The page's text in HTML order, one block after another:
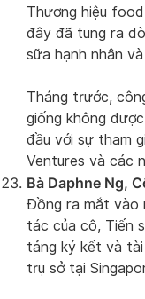
Thương hiệu
đây đã tung ra
sữa hạnh nhân
Tháng trước,
giống không
đầu với sự tham
Ventures và các
Bà Daphne Ng,
Đồng ra mắt vào
tác của cô, Tiến
tảng ký kết và
trụ sở tại